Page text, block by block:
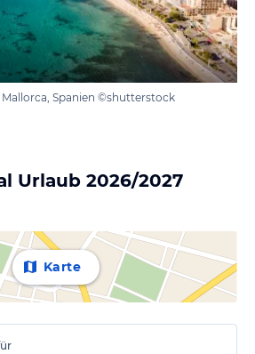
Mallorca, Spanien ©shutterstock
Urlaub 2026/2027
Karte